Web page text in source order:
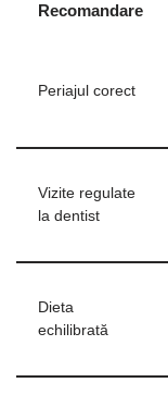
Recomandare
Periajul corect
Vizite regulate
la dentist
Dieta
echilibrată